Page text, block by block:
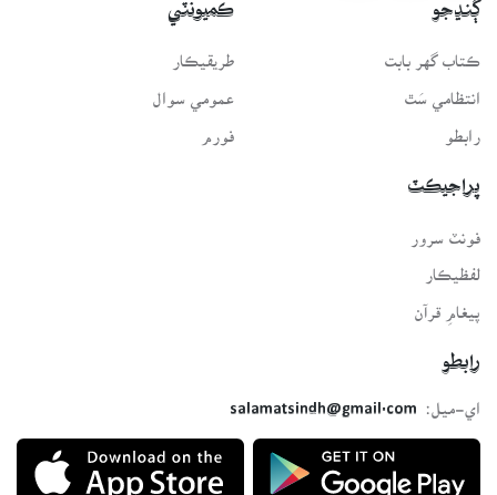
ڳنڍجو
ڪتاب گهر بابت
انتظامي سَٿ
رابطو
ڪميونٽي
طريقيڪار
عمومي سوال
پراجيڪٽ
فونٽ سرور
لفظيڪار
پيغامِ قرآن
رابطو
اي-ميل:
salamatsindh@gmail.com